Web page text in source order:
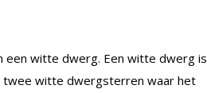
een witte dwerg. Een witte dwerg is
twee witte dwergsterren waar het